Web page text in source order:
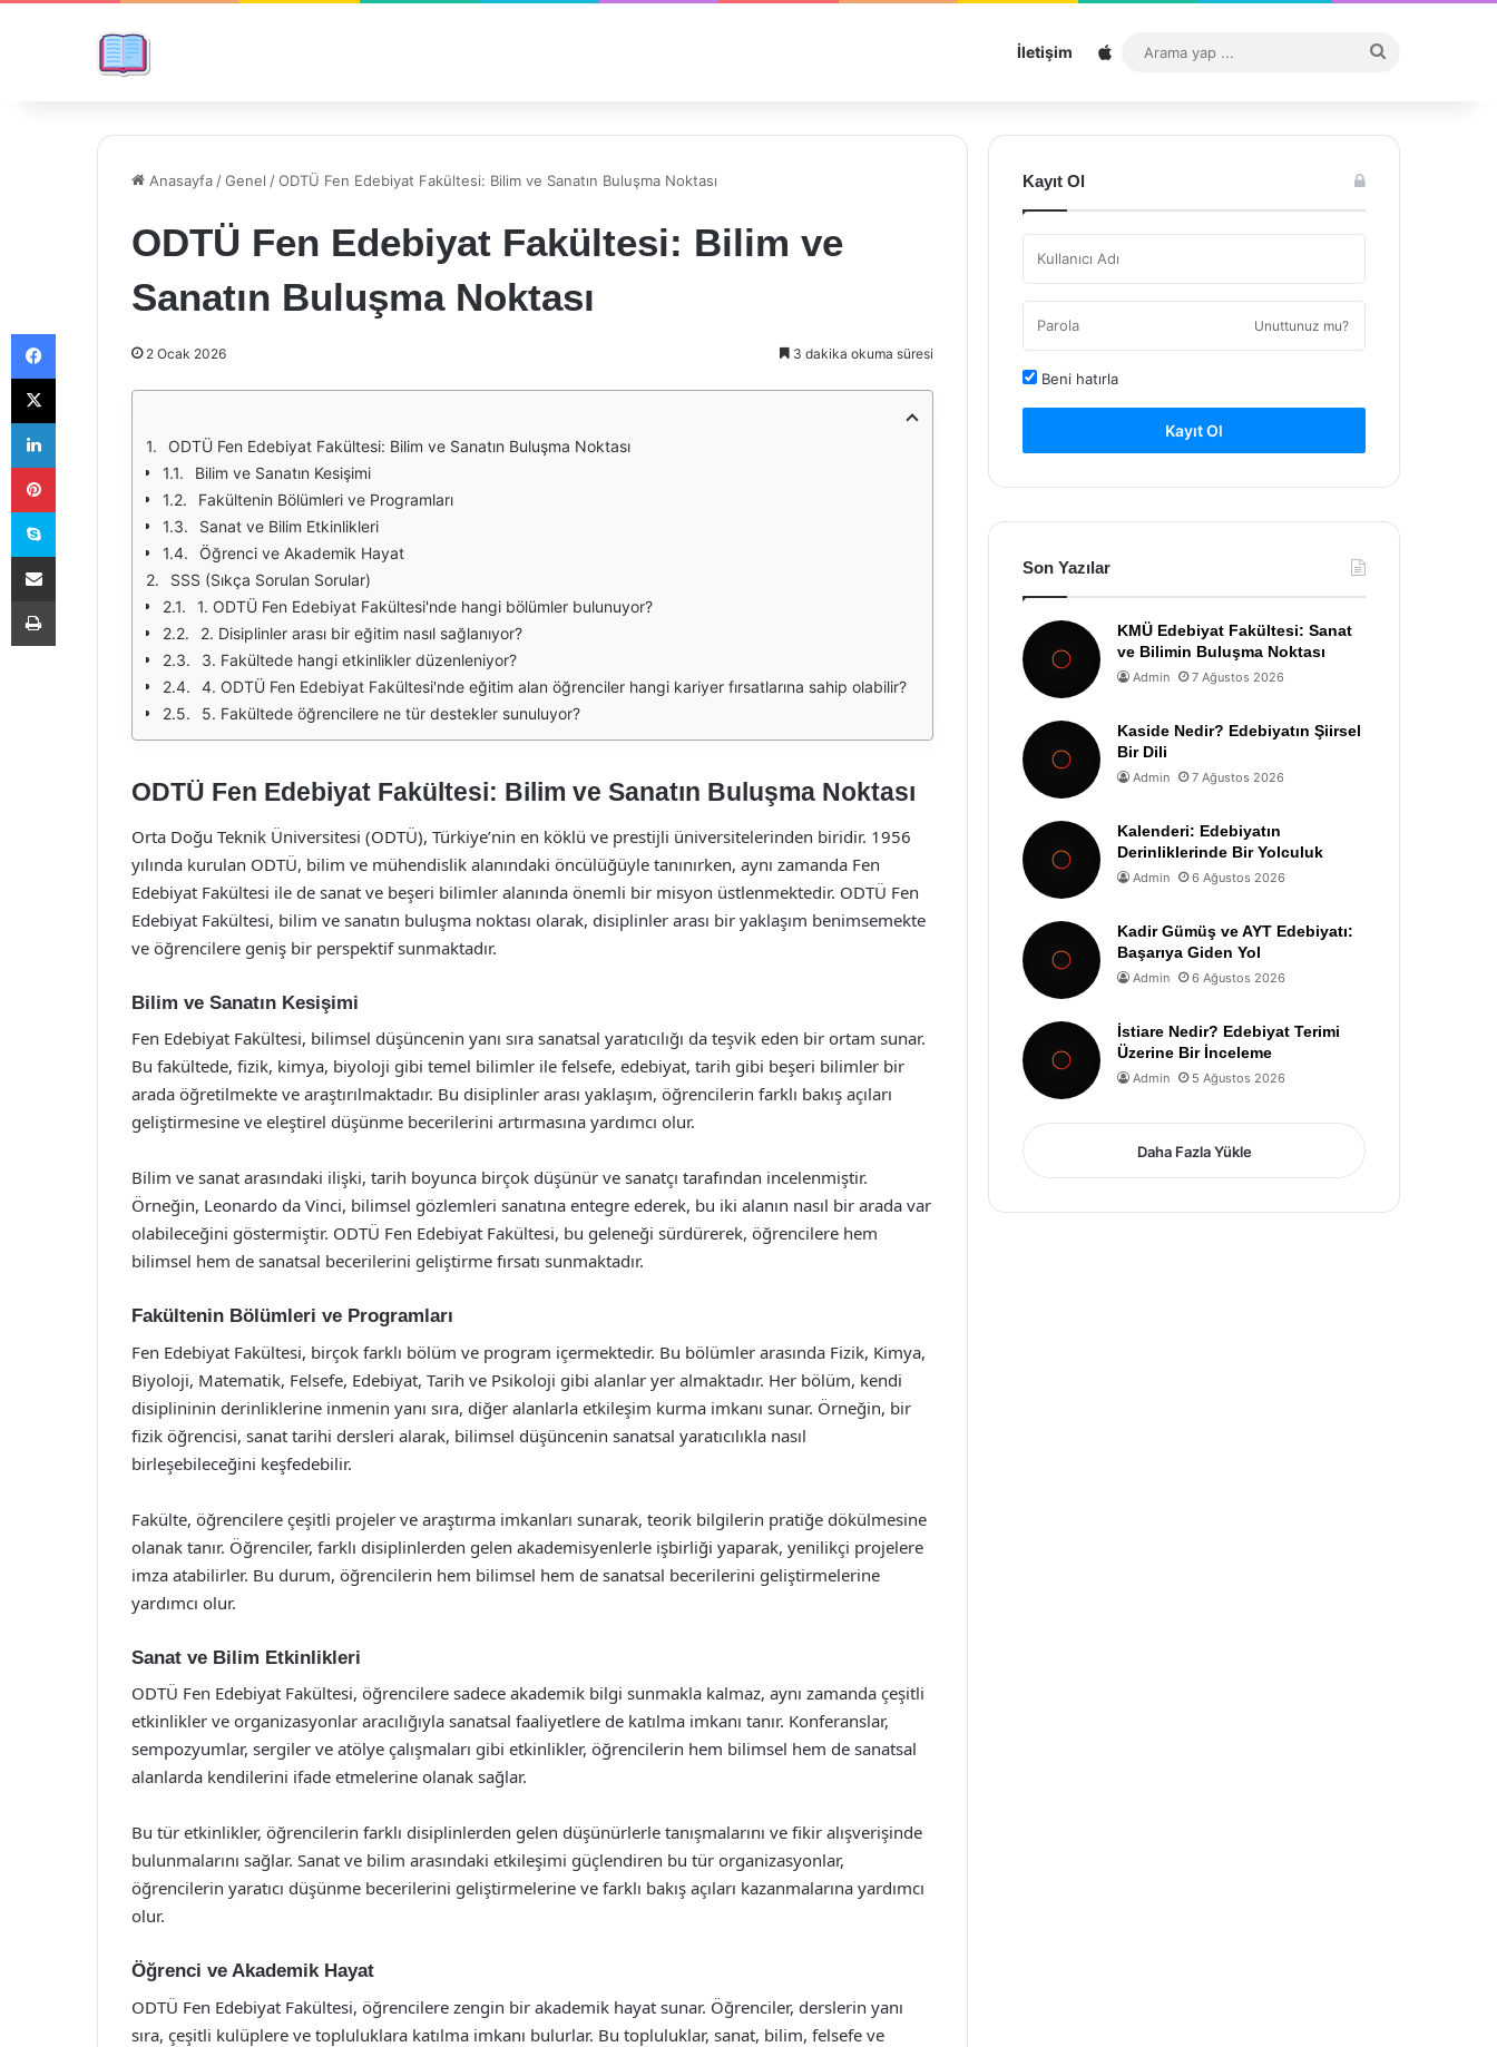
İletişim Sitemap
...
Anasayfa /Genel /ODTÜ Fen Edebiyat Fakültesi: Bilim ve Sanatın Buluşma Noktası
ODTÜ Fen Edebiyat Fakültesi: Bilim ve
Sanatın Buluşma Noktası
2 Ocak 2026 3 dakika okuma süresi
ODTÜ Fen Edebiyat Fakültesi: Bilim ve Sanatın Buluşma Noktası
Bilim ve Sanatın Kesişimi
Fakültenin Bölümleri ve Programları
Sanat ve Bilim Etkinlikleri
Öğrenci ve Akademik Hayat
SSS (Sıkça Sorulan Sorular)
1. ODTÜ Fen Edebiyat Fakültesi'nde hangi bölümler bulunuyor?
2. Disiplinler arası bir eğitim nasıl sağlanıyor?
3. Fakültede hangi etkinlikler düzenleniyor?
4. ODTÜ Fen Edebiyat Fakültesi'nde eğitim alan öğrenciler hangi kariyer fırsatlarına sahip olabilir?
5. Fakültede öğrencilere ne tür destekler sunuluyor?
ODTÜ Fen Edebiyat Fakültesi: Bilim ve Sanatın Buluşma Noktası
Orta Doğu Teknik Üniversitesi (ODTÜ), Türkiye’nin en köklü ve prestijli üniversitelerinden biridir. 1956
yılında kurulan ODTÜ, bilim ve mühendislik alanındaki öncülüğüyle tanınırken, aynı zamanda Fen
Edebiyat Fakültesi ile de sanat ve beşeri bilimler alanında önemli bir misyon üstlenmektedir. ODTÜ Fen
Edebiyat Fakültesi, bilim ve sanatın buluşma noktası olarak, disiplinler arası bir yaklaşım benimsemekte
ve öğrencilere geniş bir perspektif sunmaktadır.
Bilim ve Sanatın Kesişimi
Fen Edebiyat Fakültesi, bilimsel düşüncenin yanı sıra sanatsal yaratıcılığı da teşvik eden bir ortam sunar.
Bu fakültede, fizik, kimya, biyoloji gibi temel bilimler ile felsefe, edebiyat, tarih gibi beşeri bilimler bir
arada öğretilmekte ve araştırılmaktadır. Bu disiplinler arası yaklaşım, öğrencilerin farklı bakış açıları
geliştirmesine ve eleştirel düşünme becerilerini artırmasına yardımcı olur.
Bilim ve sanat arasındaki ilişki, tarih boyunca birçok düşünür ve sanatçı tarafından incelenmiştir.
Örneğin, Leonardo da Vinci, bilimsel gözlemleri sanatına entegre ederek, bu iki alanın nasıl bir arada var
olabileceğini göstermiştir. ODTÜ Fen Edebiyat Fakültesi, bu geleneği sürdürerek, öğrencilere hem
bilimsel hem de sanatsal becerilerini geliştirme fırsatı sunmaktadır.
Fakültenin Bölümleri ve Programları
Fen Edebiyat Fakültesi, birçok farklı bölüm ve program içermektedir. Bu bölümler arasında Fizik, Kimya,
Biyoloji, Matematik, Felsefe, Edebiyat, Tarih ve Psikoloji gibi alanlar yer almaktadır. Her bölüm, kendi
disiplininin derinliklerine inmenin yanı sıra, diğer alanlarla etkileşim kurma imkanı sunar. Örneğin, bir
fizik öğrencisi, sanat tarihi dersleri alarak, bilimsel düşüncenin sanatsal yaratıcılıkla nasıl
birleşebileceğini keşfedebilir.
Fakülte, öğrencilere çeşitli projeler ve araştırma imkanları sunarak, teorik bilgilerin pratiğe dökülmesine
olanak tanır. Öğrenciler, farklı disiplinlerden gelen akademisyenlerle işbirliği yaparak, yenilikçi projelere
imza atabilirler. Bu durum, öğrencilerin hem bilimsel hem de sanatsal becerilerini geliştirmelerine
yardımcı olur.
Sanat ve Bilim Etkinlikleri
ODTÜ Fen Edebiyat Fakültesi, öğrencilere sadece akademik bilgi sunmakla kalmaz, aynı zamanda çeşitli
etkinlikler ve organizasyonlar aracılığıyla sanatsal faaliyetlere de katılma imkanı tanır. Konferanslar,
sempozyumlar, sergiler ve atölye çalışmaları gibi etkinlikler, öğrencilerin hem bilimsel hem de sanatsal
alanlarda kendilerini ifade etmelerine olanak sağlar.
Bu tür etkinlikler, öğrencilerin farklı disiplinlerden gelen düşünürlerle tanışmalarını ve fikir alışverişinde
bulunmalarını sağlar. Sanat ve bilim arasındaki etkileşimi güçlendiren bu tür organizasyonlar,
öğrencilerin yaratıcı düşünme becerilerini geliştirmelerine ve farklı bakış açıları kazanmalarına yardımcı
olur.
Öğrenci ve Akademik Hayat
ODTÜ Fen Edebiyat Fakültesi, öğrencilere zengin bir akademik hayat sunar. Öğrenciler, derslerin yanı
sıra, çeşitli kulüplere ve topluluklara katılma imkanı bulurlar. Bu topluluklar, sanat, bilim, felsefe ve
Kayıt Ol
Unuttunuz mu?
Beni hatırla
Kayıt Ol
Son Yazılar
KMÜ Edebiyat Fakültesi: Sanat
ve Bilimin Buluşma Noktası
Admin 7 Ağustos 2026
Kaside Nedir? Edebiyatın Şiirsel
Bir Dili
Admin 7 Ağustos 2026
Kalenderi: Edebiyatın
Derinliklerinde Bir Yolculuk
Admin 6 Ağustos 2026
Kadir Gümüş ve AYT Edebiyatı:
Başarıya Giden Yol
Admin 6 Ağustos 2026
İstiare Nedir? Edebiyat Terimi
Üzerine Bir İnceleme
Admin 5 Ağustos 2026
Daha Fazla Yükle
Facebook
X
LinkedIn
Pinterest
Skype
E-Posta ile paylaş